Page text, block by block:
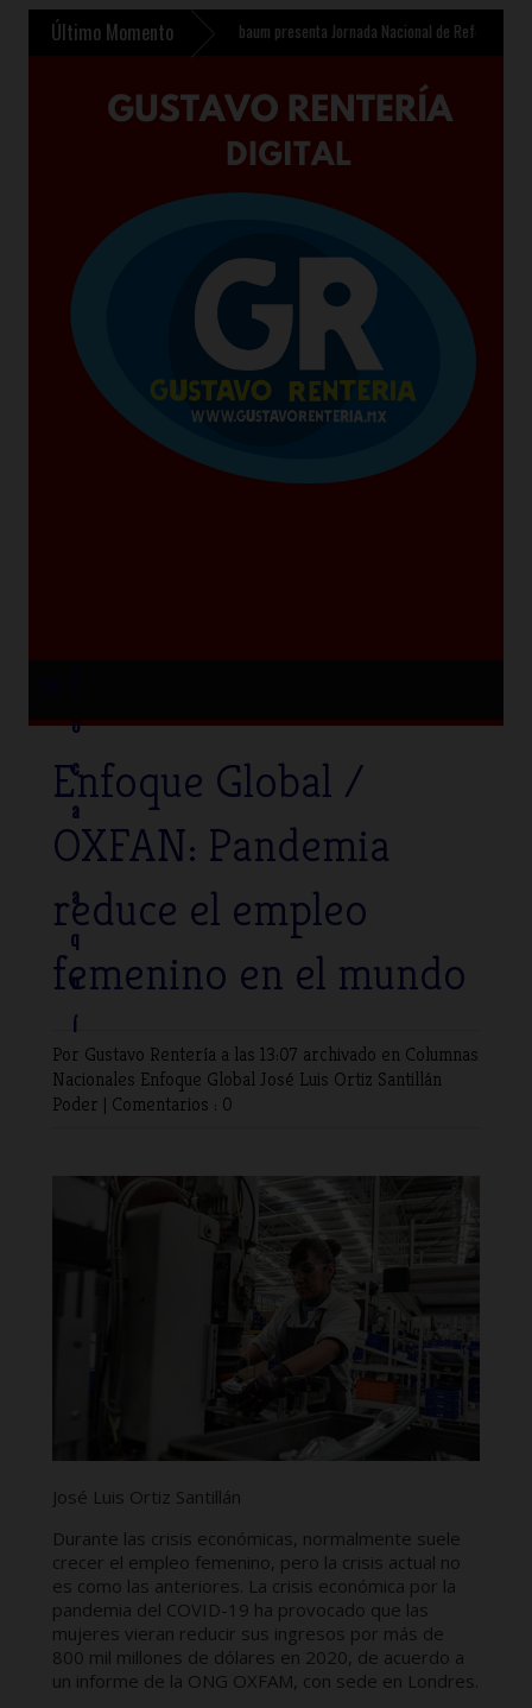
Último Momento
en Chalco »Sheinbaum presenta Jornada Nacional de Reforestación 2026
o
c
a
a
q
u
í
Enfoque Global /
OXFAN: Pandemia
reduce el empleo
femenino en el mundo
Por Gustavo Rentería a las 13:07 archivado en Columnas
Nacionales Enfoque Global José Luis Ortiz Santillán
Poder | Comentarios : 0
José Luis Ortiz Santillán
Durante las crisis económicas, normalmente suele
crecer el empleo femenino, pero la crisis actual no
es como las anteriores. La crisis económica por la
pandemia del COVID-19 ha provocado que las
mujeres vieran reducir sus ingresos por más de
800 mil millones de dólares en 2020, de acuerdo a
un informe de la ONG OXFAM, con sede en Londres.